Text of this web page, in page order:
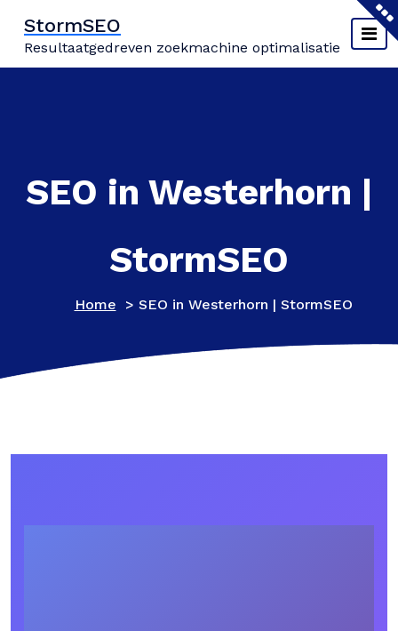
inhoud
springen
StormSEO
Resultaatgedreven zoekmachine optimalisatie
SEO in Westerhorn |
StormSEO
Home > SEO in Westerhorn | StormSEO